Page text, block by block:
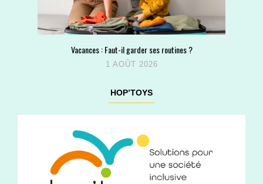
Vacances : Faut-il garder ses routines ?
1 AOÛT 2026
HOP’TOYS